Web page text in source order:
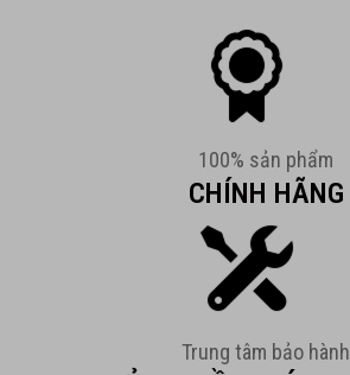
100% sản phẩm
CHÍNH HÃNG
Trung tâm bảo hành